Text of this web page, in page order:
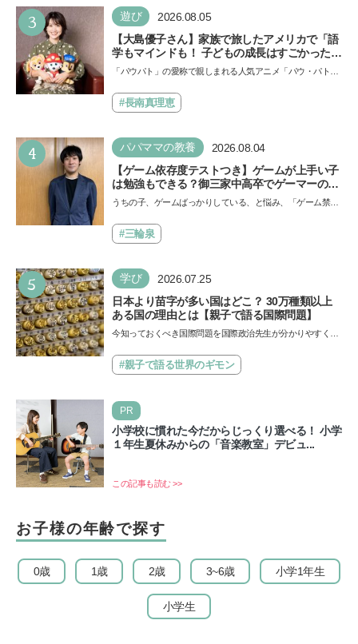
い…
3 遊び 2026.08.05
【大島優子さん】家族で旅したアメリカで「語
学もマインドも！ 子どもの成長はすごかった」
声優をつとめた映画『パウ・パトロール ザ・ダ
できると子どもに知ってほしい
「パウパト」の愛称で親しまれる人気アニメ「パウ・パトロ
ザ…#長南真理恵
4 パパママの教養 2026.08.04
【ゲーム依存度テストつき】ゲームが上手い子
は勉強もできる？御三家中高卒でゲーマーの医
師・阿部智史さんが教えるゲームしながら受験
うちの子、ゲームばっかりしている、と悩み、「ゲーム禁
も…#三輪泉
5 学び 2026.07.25
日本より苗字が多い国はどこ？ 30万種類以上
ある国の理由とは【親子で語る国際問題】
今知っておくべき国際問題を国際政治先生が分かりやすく解
類…#親子で語る世界のギモン
PR
小学校に慣れた今だからじっくり選べる！ 小学
１年生夏休みからの「音楽教室」デビュ...
この記事も読む >>
お子様の年齢で探す
0歳 1歳 2歳 3~6歳 小学1年生
小学生